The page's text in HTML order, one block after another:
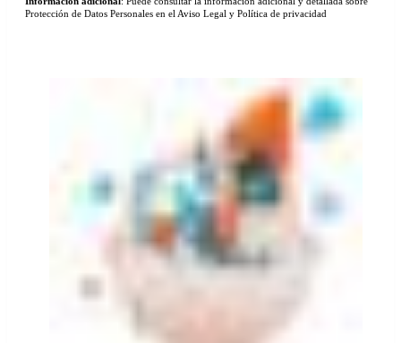
Protección de Datos Personales en el Aviso Legal y Política de privacidad